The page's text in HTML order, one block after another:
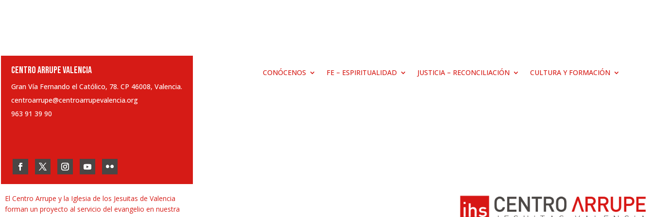
CENTRO ARRUPE VALENCIA
Gran Vía Fernando el Católico, 78. CP 46008, Valencia.
centroarrupe@centroarrupevalencia.org
963 91 39 90
CONÓCENOS FE – ESPIRITUALIDAD JUSTICIA – RECONCILIACIÓN CULTURA Y FORMACIÓN
El Centro Arrupe y la Iglesia de los Jesuitas de Valencia
forman un proyecto al servicio del evangelio en nuestra